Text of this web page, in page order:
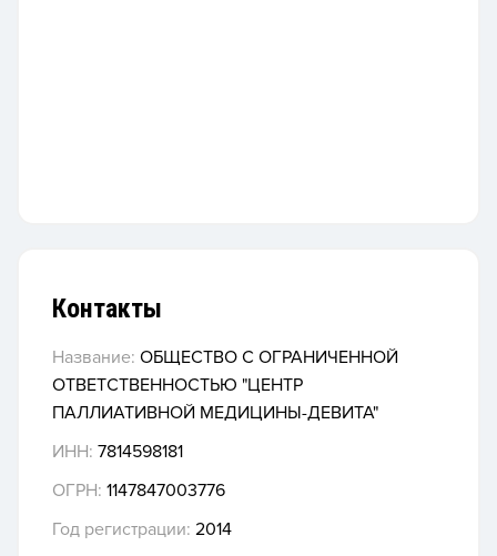
Контакты
Название: ОБЩЕСТВО С ОГРАНИЧЕННОЙ
ОТВЕТСТВЕННОСТЬЮ "ЦЕНТР
ПАЛЛИАТИВНОЙ МЕДИЦИНЫ-ДЕВИТА"
ИНН: 7814598181
ОГРН: 1147847003776
Год регистрации: 2014